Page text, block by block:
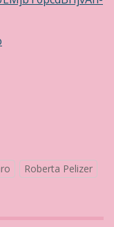
Roberta Pelizer